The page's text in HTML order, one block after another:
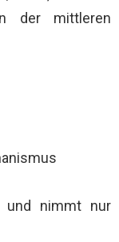
der mittleren
und nimmt nur